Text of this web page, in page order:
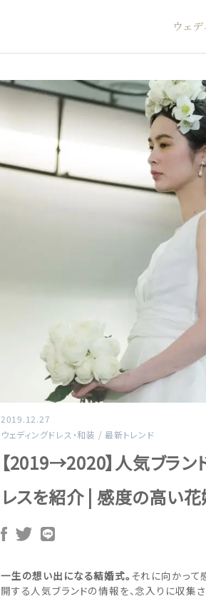
ウェ
2019.12.27
ウェディングドレス・和装 / 最新トレンド
【2019→2020】人気ブラン
レスを紹介 | 感度の高い花
一生の想い出になる結婚式。それに向かって
開する人気ブランドの情報を、念入りに収集さ